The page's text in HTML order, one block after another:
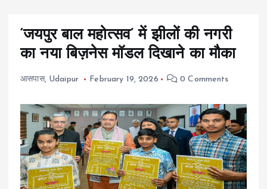
‘जयपुर बाल महोत्सव’ में झीलों की नगरी
का नया बिज़नेस मॉडल दिखाने का मौका
आसपास, Udaipur February 19, 2026 0 Comments